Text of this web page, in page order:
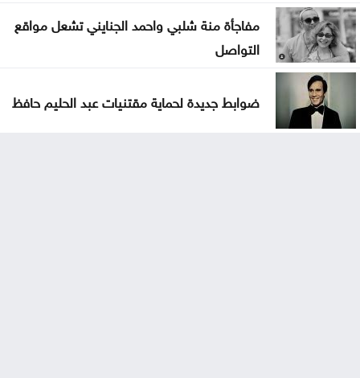
مفاجأة منة شلبي واحمد الجنايني تشعل مواقع
التواصل
ضوابط جديدة لحماية مقتنيات عبد الحليم حافظ